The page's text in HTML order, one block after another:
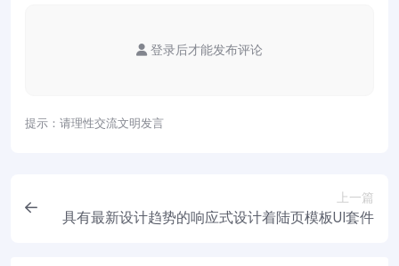
提示：请理性交流文明发言
登录后才能发布评论
上一篇
具有最新设计趋势的响应式设计着陆页模板UI套件